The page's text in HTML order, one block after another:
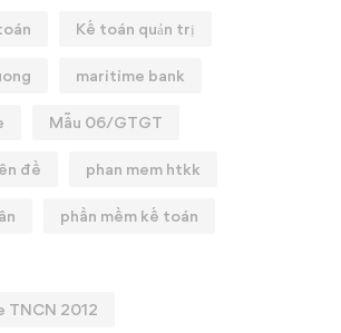
Kế toán quản trị
maritime bank
Mẫu 06/GTGT
đề phan mem htkk
phần mềm kế toán
TNCN 2012